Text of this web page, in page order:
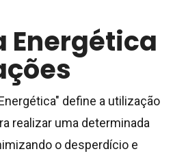
Energética
define a utilização
realizar uma determinada
o desperdício e